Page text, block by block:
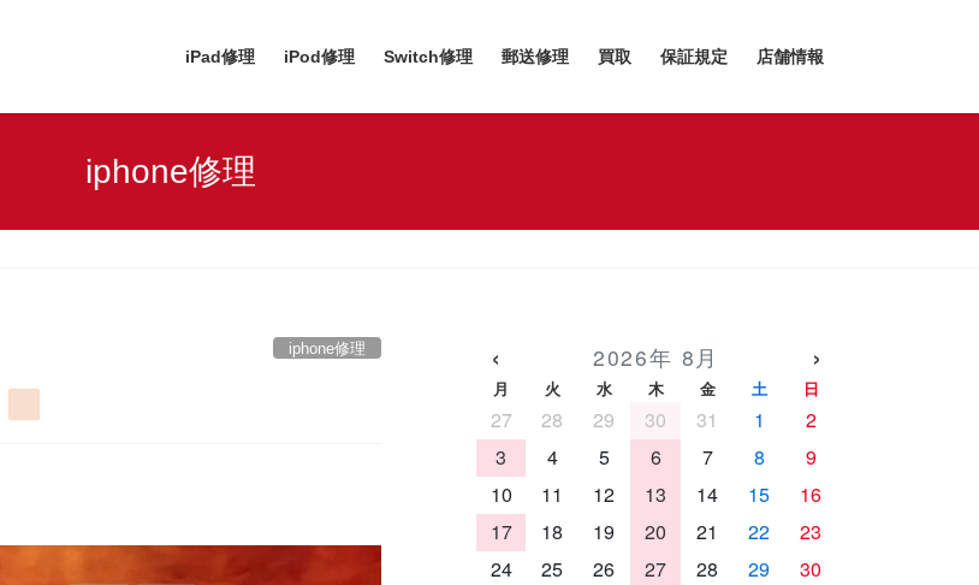
iPad修理 iPod修理 Switch修理 郵送修理 買取 保証規定 店舗情報
iphone修理
iphone修理 ‹ 2026年 8月 ›
月 火 水 木 金 土 日
27 28 29 30 31 1
2
3
4 5 6 7 8
9
10
11 12 13 14 15
16
17
18 19 20 21 22
23
24
25 26 27 28 29
30